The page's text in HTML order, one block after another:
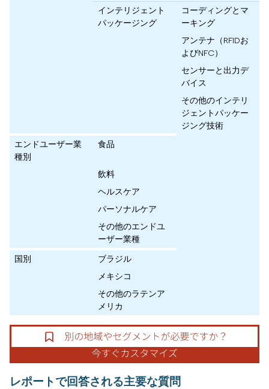
インテリジェント
パッケージング
コーディングとマ
ーキング
アンテナ（RFIDお
よびNFC）
センサーと出力デ
バイス
その他のインテリ
ジェントパッケー
ジング技術
エンドユーザー業
種別
食品
飲料
ヘルスケア
パーソナルケア
その他のエンドユ
ーザー業種
国別
ブラジル
メキシコ
その他のラテンア
メリカ
レポートで回答される主要な質問